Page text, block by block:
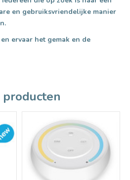
en gebruiksvriendelijke manier
ervaar het gemak en de